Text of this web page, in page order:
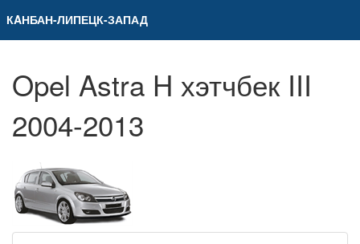
КAНБАН-ЛИПЕЦК-ЗАПАД
Opel Astra H хэтчбек III
2004-2013